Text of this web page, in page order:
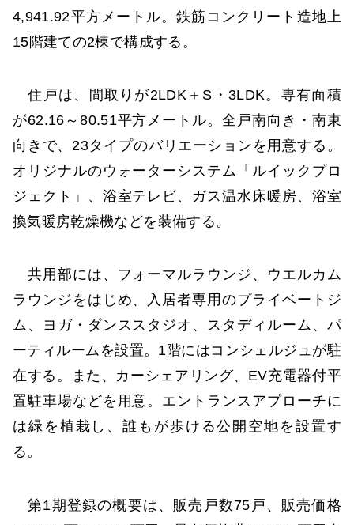
4,941.92平方メートル。鉄筋コンクリート造地上
15階建ての2棟で構成する。
住戸は、間取りが2LDK＋S・3LDK。専有面積
が62.16～80.51平方メートル。全戸南向き・南東
向きで、23タイプのバリエーションを用意する。
オリジナルのウォーターシステム「ルイックプロ
ジェクト」、浴室テレビ、ガス温水床暖房、浴室
換気暖房乾燥機などを装備する。
共用部には、フォーマルラウンジ、ウエルカム
ラウンジをはじめ、入居者専用のプライベートジ
ム、ヨガ・ダンススタジオ、スタディルーム、パ
ーティルームを設置。1階にはコンシェルジュが駐
在する。また、カーシェアリング、EV充電器付平
置駐車場などを用意。エントランスアプローチに
は緑を植栽し、誰もが歩ける公開空地を設置す
る。
第1期登録の概要は、販売戸数75戸、販売価格